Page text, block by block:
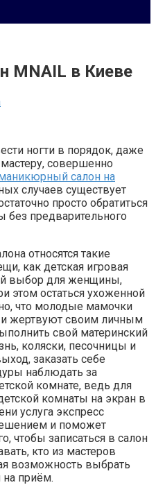
MNAIL в Киеве
ногти в порядок, даже
совершенно
салон на
случаев существует
просто обратиться
без предварительного
относятся такие
как детская игровая
выбор для женщины,
этом остаться ухоженной
что молодые мамочки
жертвуют своим личным
свой материнский
коляски, песочницы и
заказать себе
наблюдать за
комнате, ведь для
комнаты на экран в
услуга экспресс
и поможет
чтобы записаться в салон
кто из мастеров
возможность выбрать
на приём.